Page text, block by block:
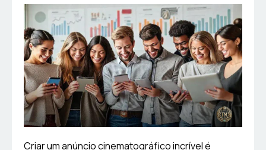
Criar um anúncio cinematográfico incrível é